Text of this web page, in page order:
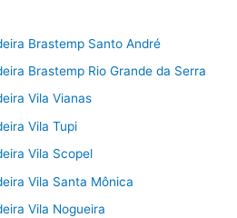
Brastemp Santo André
Brastemp Rio Grande da Serra
Vila Vianas
Vila Tupi
Vila Scopel
Vila Santa Mônica
Vila Nogueira